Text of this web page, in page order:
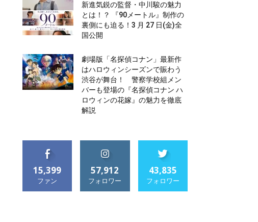
新進気鋭の監督・中川駿の魅力
とは！？ 『90メートル』制作の
裏側にも迫る！3 月 27 日(金)全
国公開
劇場版「名探偵コナン」最新作
はハロウィンシーズンで賑わう
渋谷が舞台！ 警察学校組メン
バーも登場の『名探偵コナン ハ
ロウィンの花嫁』の魅力を徹底
解説
15,399
ファン
57,912
フォロワー
43,835
フォロワー